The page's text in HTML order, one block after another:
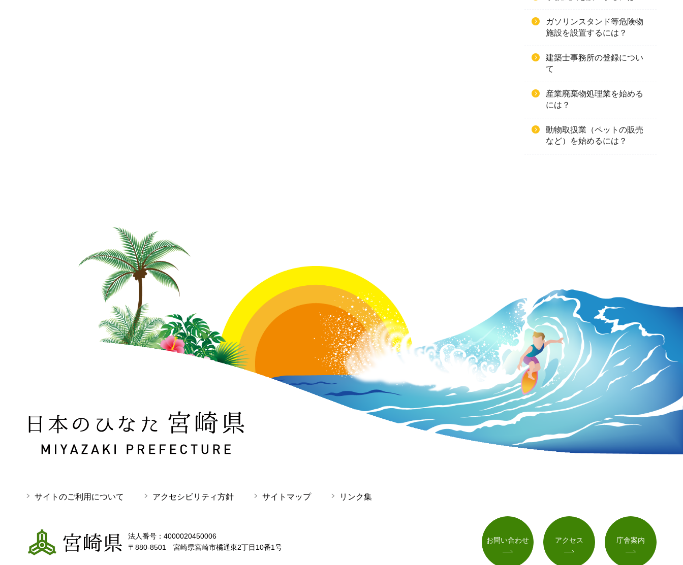
ガソリンスタンド等危険物
施設を設置するには？
建築士事務所の登録につい
て
産業廃棄物処理業を始める
には？
動物取扱業（ペットの販売
など）を始めるには？
日本のひなた 宮崎県 MIYAZAKI PREFECTURE
サイトのご利用について アクセシビリティ方針 サイトマップ リンク集
宮崎県
法人番号：4000020450006
〒880-8501 宮崎県宮崎市橘通東2丁目10番1号
お問い合わせ アクセス 庁舎案内